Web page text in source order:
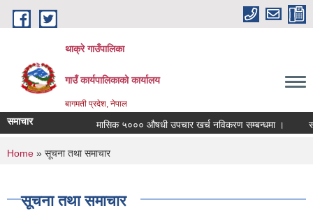
Skip to main content
थाक्रे गाउँपालिका
गाउँ कार्यपालिकाको कार्यालय
बागमती प्रदेश, नेपाल
समाचार मासिक ५००० औषधी उपचार खर्च नविकरण सम्बन्धमा ।
You are here
Home » सूचना तथा समाचार
सूचना तथा समाचार